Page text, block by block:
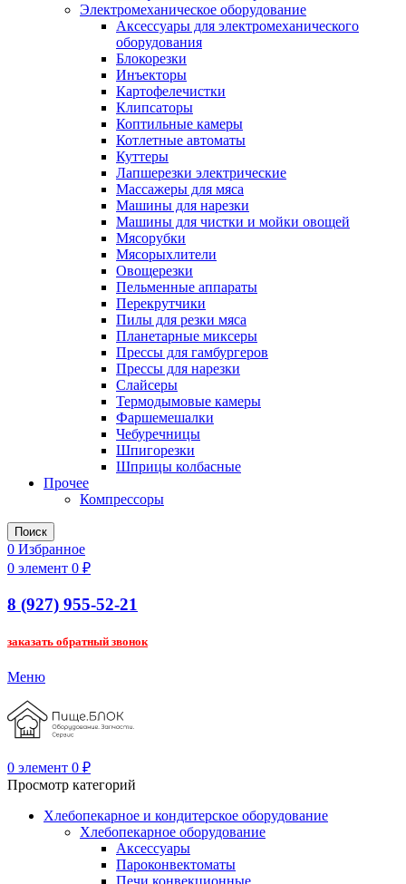
Электромеханическое оборудование
Аксессуары для электромеханического
оборудования
Блокорезки
Инъекторы
Картофелечистки
Клипсаторы
Коптильные камеры
Котлетные автоматы
Куттеры
Лапшерезки электрические
Массажеры для мяса
Машины для нарезки
Машины для чистки и мойки овощей
Мясорубки
Мясорыхлители
Овощерезки
Пельменные аппараты
Перекрутчики
Пилы для резки мяса
Планетарные миксеры
Прессы для гамбургеров
Прессы для нарезки
Слайсеры
Термодымовые камеры
Фаршемешалки
Чебуречницы
Шпигорезки
Шприцы колбасные
Прочее
Компрессоры
Поиск
0 Избранное
0 элемент 0 ₽
8 (927) 955-52-21
заказать обратный звонок
Меню
0 элемент 0 ₽
Просмотр категорий
Хлебопекарное и кондитерское оборудование
Хлебопекарное оборудование
Аксессуары
Пароконвектоматы
Печи конвекционные